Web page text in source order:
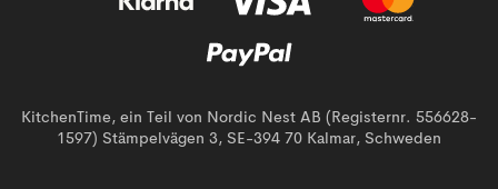
KitchenTime, ein Teil von Nordic Nest AB (Registernr. 556628-
1597) Stämpelvägen 3, SE-394 70 Kalmar, Schweden